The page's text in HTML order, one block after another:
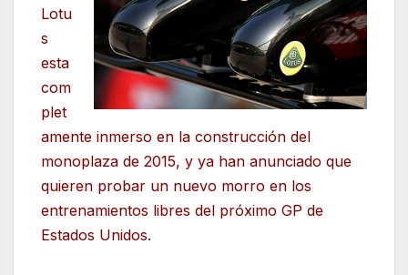
Lotu
s
esta
com
plet
amente inmerso en la construcción del
monoplaza de 2015, y ya han anunciado que
quieren probar un nuevo morro en los
entrenamientos libres del próximo GP de
Estados Unidos.